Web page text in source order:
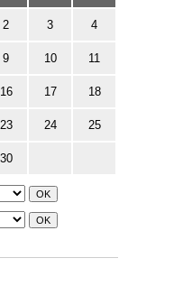
2 3 4
9 10 11
16 17 18
23 24 25
30